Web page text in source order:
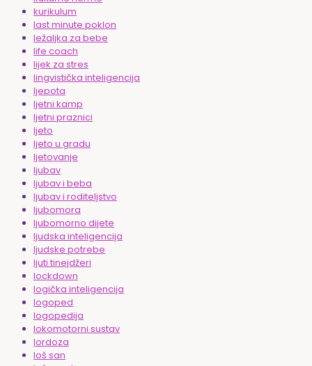
kurikulum
last minute poklon
ležaljka za bebe
life coach
lijek za stres
lingvistička inteligencija
ljepota
ljetni kamp
ljetni praznici
ljeto
ljeto u gradu
ljetovanje
ljubav
ljubav i beba
ljubav i roditeljstvo
ljubomora
ljubomorno dijete
ljudska inteligencija
ljudske potrebe
ljuti tinejdžeri
lockdown
logička inteligencija
logoped
logopedija
lokomotorni sustav
lordoza
loš san